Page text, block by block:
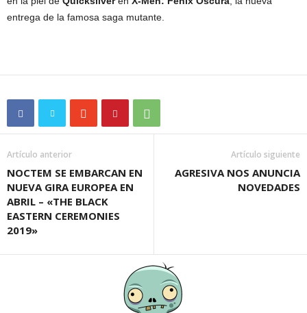
entrega de la famosa saga mutante.
Artículo anterior
NOCTEM SE EMBARCAN EN
NUEVA GIRA EUROPEA EN
ABRIL – «THE BLACK
EASTERN CEREMONIES
2019»
Artículo siguiente
AGRESIVA NOS ANUNCIA
NOVEDADES